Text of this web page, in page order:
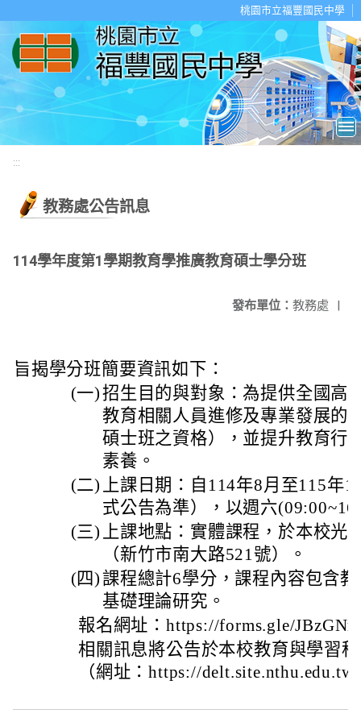
桃園市立福豐國民中學
:::
教務處公告訊息
114學年度第1學期教育學推廣教育碩士學分班
發布單位： 教務處 |
旨揭學分班簡要資訊如下：
(一)招生目的與對象：為提供全國高
教育相關人員進修及專業發展的
碩士班之資格），並提升教育行
素養。
(二) 上課日期：自114年8月至115年
式公告為準），以週六
(三) 上課地點：實體課程，於本校光
（新竹市南大路521號）。
(四)課程總計6學分，課程內容包含
基礎理論研究。
報名網址：https://forms.gle/
相關訊息將公告於本校教育與學習
（網址：https://